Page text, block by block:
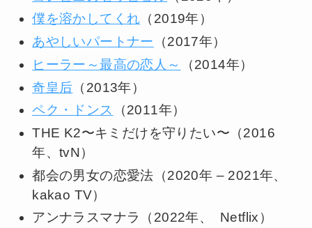
僕を溶かしてくれ （2019年）
あやしいパートナー （2017年）
ヒーラー～最高の恋人～
（2014年）
奇皇后 （2013年）
ペク・ドンス
（2011年）
THE K2〜キミだけを守りたい〜（2016
年、tvN）
都会の男女の恋愛法（2020年 – 2021年、
kakao TV）
アンナラスマナラ（2022年、 Netflix）